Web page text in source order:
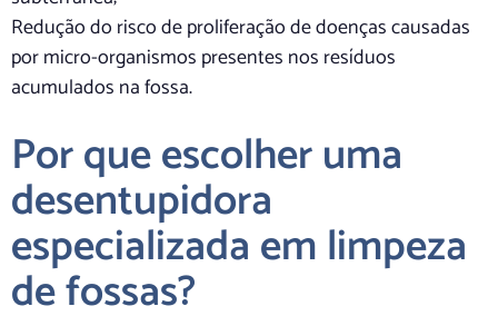
Redução do risco de proliferação de doenças causadas
por micro-organismos presentes nos resíduos
acumulados na fossa.
Por que escolher uma
desentupidora
especializada em limpeza
de fossas?